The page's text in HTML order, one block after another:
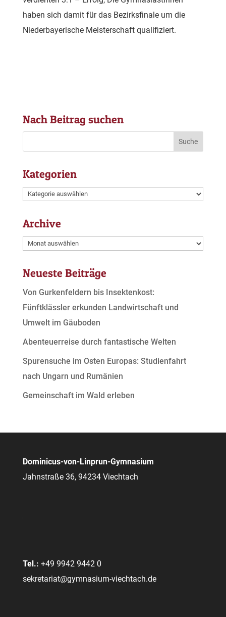
haben sich damit für das Bezirksfinale um die
Niederbayerische Meisterschaft qualifiziert.
Nach Beitrag suchen
Kategorien
Kategorien
Archive
Archive
Neueste Beiträge
Von Gurkenfeldern bis Insektenkost:
Fünftklässler erkunden Landwirtschaft und
Umwelt im Gäuboden
Abenteuerreise durch fantastische Welten
Spurensuche im Osten Europas: Studienfahrt
nach Ungarn und Rumänien
Gemeinschaft im Wald erleben
Dominicus-von-Linprun-Gymnasium
Jahnstraße 36, 94234 Viechtach
Tel.: +49 9942 9442 0
sekretariat@gymnasium-viechtach.de